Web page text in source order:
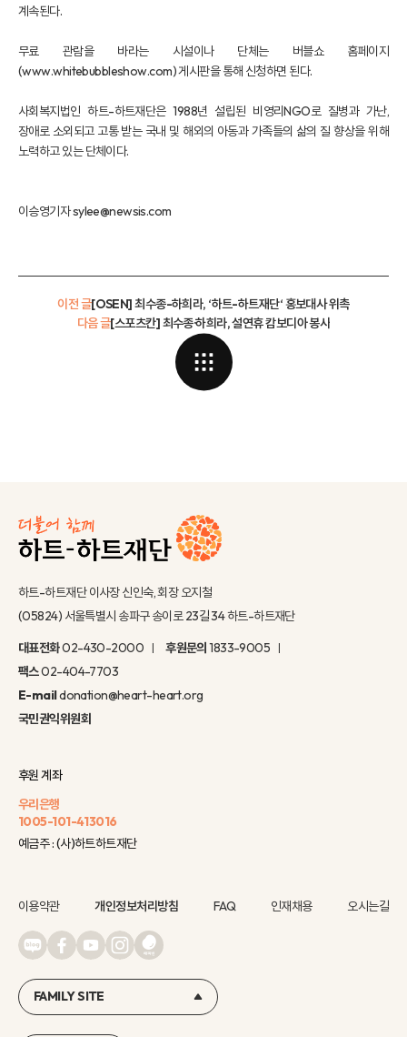
계속된다.
무료 관람을 바라는 시설이나 단체는 버블쇼 홈페이지
(www.whitebubbleshow.com) 게시판을 통해 신청하면 된다.
사회복지법인 하트-하트재단은 1988년 설립된 비영리NGO로 질병과 가난,
장애로 소외되고 고통 받는 국내 및 해외의 아동과 가족들의 삶의 질 향상을 위해
노력하고 있는 단체이다.
이승영기자 sylee@newsis.com
이전 글[OSEN] 최수종-하희라, ‘하트-하트재단‘ 홍보대사 위촉
[스포츠칸] 최수종·하희라, 설연휴 캄보디아 봉사
다음 글
하트-하트재단 이사장 신인숙, 회장 오지철
(05824) 서울특별시 송파구 송이로 23길 34 하트-하트재단
대표전화02-430-2000 후원문의1833-9005
팩스02-404-7703
E-maildonation@heart-heart.org
국민권익위원회
후원 계좌
우리은행
1005-101-413016
예금주 : (사)하트하트재단
이용약관 개인정보처리방침 FAQ 인재채용 오시는길
FAMILY SITE